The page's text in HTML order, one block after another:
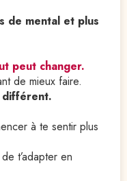
de mental et plus
peut changer.
de mieux faire.
différent.
à te sentir plus
t’adapter en